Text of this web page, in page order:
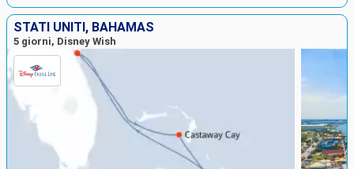
STATI UNITI, BAHAMAS
5 giorni, Disney Wish